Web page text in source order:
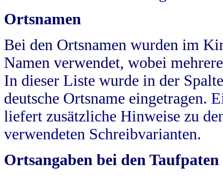
Ortsnamen
Bei den Ortsnamen wurden im
Namen verwendet, wobei
In dieser Liste wurde in der
deutsche Ortsname eingetragen.
liefert zusätzliche Hinweise zu
verwendeten Schreibvarianten.
Ortsangaben bei den Taufpaten